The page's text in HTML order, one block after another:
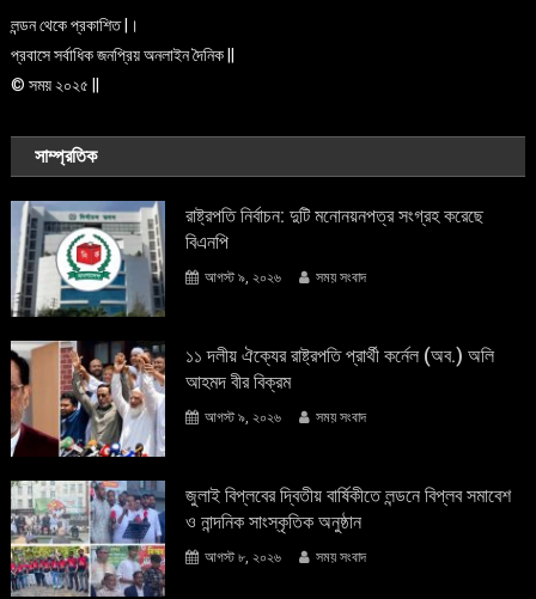
লন্ডন থেকে প্রকাশিত |।
প্রবাসে সর্বাধিক জনপ্রিয় অনলাইন দৈনিক ||
© সময় ২০২৫ ||
সাম্প্রতিক
রাষ্ট্রপতি নির্বাচন: দুটি মনোনয়নপত্র সংগ্রহ করেছে
বিএনপি
আগস্ট ৯, ২০২৬ সময় সংবাদ
১১ দলীয় ঐক্যের রাষ্ট্রপতি প্রার্থী কর্নেল (অব.) অলি
আহমদ বীর বিক্রম
আগস্ট ৯, ২০২৬ সময় সংবাদ
জুলাই বিপ্লবের দ্বিতীয় বার্ষিকীতে লন্ডনে বিপ্লব সমাবেশ
ও নান্দনিক সাংস্কৃতিক অনুষ্ঠান
আগস্ট ৮, ২০২৬ সময় সংবাদ